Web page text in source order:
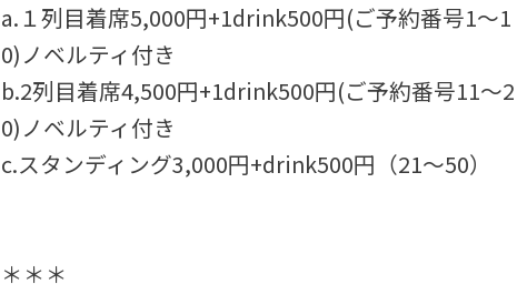
a.１列目着席5,000円+1drink500円(ご予約番号1～1
0)ノベルティ付き
b.2列目着席4,500円+1drink500円(ご予約番号11～2
0)ノベルティ付き
c.スタンディング3,000円+drink500円（21～50）
＊＊＊